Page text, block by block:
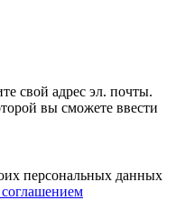
свой адрес эл. почты.
вы сможете ввести
персональных данных
соглашением